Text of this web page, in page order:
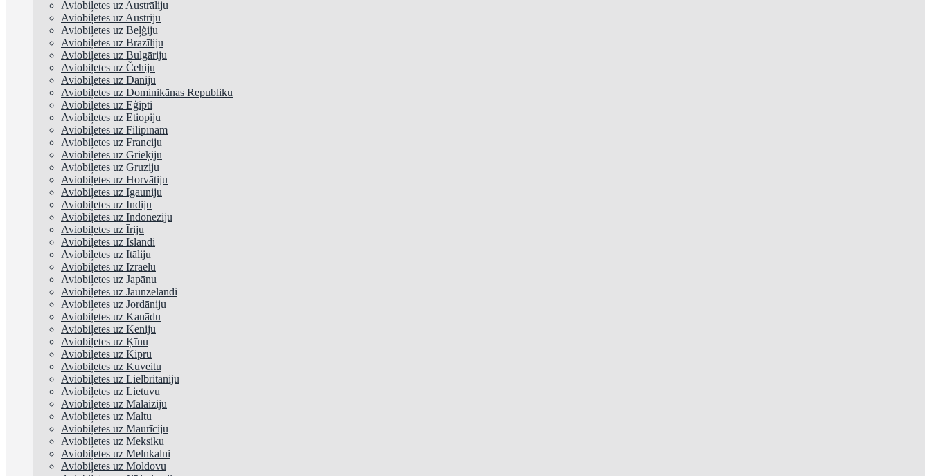
Aviobiļetes uz Austrāliju
Aviobiļetes uz Austriju
Aviobiļetes uz Beļģiju
Aviobiļetes uz Brazīliju
Aviobiļetes uz Bulgāriju
Aviobiļetes uz Čehiju
Aviobiļetes uz Dāniju
Aviobiļetes uz Dominikānas Republiku
Aviobiļetes uz Ēģipti
Aviobiļetes uz Etiopiju
Aviobiļetes uz Filipīnām
Aviobiļetes uz Franciju
Aviobiļetes uz Grieķiju
Aviobiļetes uz Gruziju
Aviobiļetes uz Horvātiju
Aviobiļetes uz Igauniju
Aviobiļetes uz Indiju
Aviobiļetes uz Indonēziju
Aviobiļetes uz Īriju
Aviobiļetes uz Islandi
Aviobiļetes uz Itāliju
Aviobiļetes uz Izraēlu
Aviobiļetes uz Japānu
Aviobiļetes uz Jaunzēlandi
Aviobiļetes uz Jordāniju
Aviobiļetes uz Kanādu
Aviobiļetes uz Keniju
Aviobiļetes uz Ķīnu
Aviobiļetes uz Kipru
Aviobiļetes uz Kuveitu
Aviobiļetes uz Lielbritāniju
Aviobiļetes uz Lietuvu
Aviobiļetes uz Malaiziju
Aviobiļetes uz Maltu
Aviobiļetes uz Maurīciju
Aviobiļetes uz Meksiku
Aviobiļetes uz Melnkalni
Aviobiļetes uz Moldovu